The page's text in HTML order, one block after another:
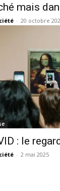
mais
- 20 octobre
: le
- 2 mai 2025